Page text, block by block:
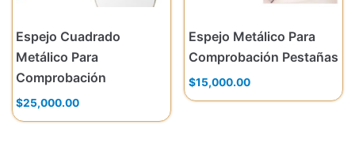
Espejo Cuadrado
Metálico Para
Comprobación
$25,000.00
Espejo Metálico Para
Comprobación Pestañas
$15,000.00